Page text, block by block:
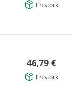
En stock
46,79 €
En stock